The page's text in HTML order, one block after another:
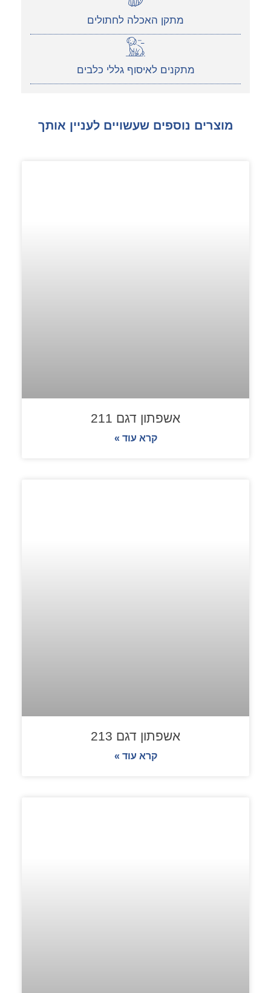
מתקן האכלה לחתולים
מתקנים לאיסוף גללי כלבים
מוצרים נוספים שעשויים לעניין אותך
אשפתון דגם 211
קרא עוד »
אשפתון דגם 213
קרא עוד »